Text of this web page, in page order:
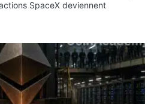
SpaceX deviennent
les récompenses des